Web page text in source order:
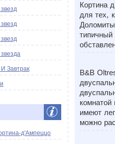
Кортина
для тех,
типичный
B&B
имеют
можно
И Завтрак
д'Ампеццо